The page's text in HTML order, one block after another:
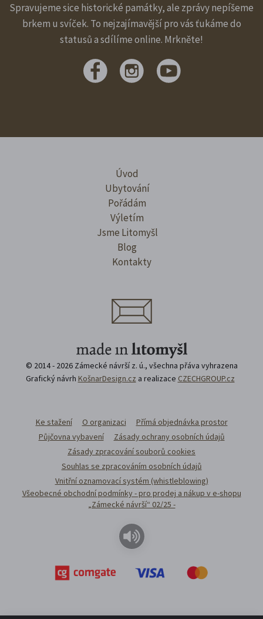
Spravujeme sice historické památky, ale zprávy nepíšeme
brkem u svíček. To nejzajímavější pro vás ťukáme do
statusů a sdílíme online. Mrkněte!
Úvod
Ubytování
Pořádám
Výletím
Jsme Litomyšl
Blog
Kontakty
© 2014 - 2026 Zámecké návrší z. ú., všechna přáva vyhrazena
Grafický návrh KošnarDesign.cz a realizace CZECHGROUP.cz
Ke stažení O organizaci
Přímá objednávka prostor
Půjčovna vybavení
Zásady ochrany osobních údajů
Zásady zpracování souborů cookies
Souhlas se zpracováním osobních údajů
Vnitřní oznamovací systém (whistleblowing)
Všeobecné obchodní podmínky - pro prodej a nákup v e-shopu
„Zámecké návrší“ 02/25 -